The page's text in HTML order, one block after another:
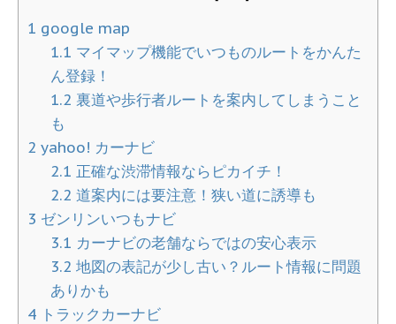
1 google map
1.1 マイマップ機能でいつものルートをかんた
ん登録！
1.2 裏道や歩行者ルートを案内してしまうこと
も
2 yahoo! カーナビ
2.1 正確な渋滞情報ならピカイチ！
2.2 道案内には要注意！狭い道に誘導も
3 ゼンリンいつもナビ
3.1 カーナビの老舗ならではの安心表示
3.2 地図の表記が少し古い？ルート情報に問題
ありかも
4 トラックカーナビ